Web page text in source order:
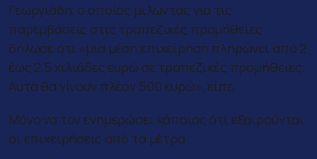
Γεωργιάδη, ο οποίος μιλώντας για τις
παρεμβάσεις στις τραπεζικές προμήθειες
δήλωσε ότι «μια μέση επιχείρηση πληρώνει από 2
έως 2,5 χιλιάδες ευρώ σε τραπεζικές προμήθειες.
Αυτά θα γίνουν πλέον 500 ευρώ», είπε.
Μόνο να τον ενημερώσει κάποιος ότι εξαιρούνται
οι επιχειρήσεις από τα μέτρα…